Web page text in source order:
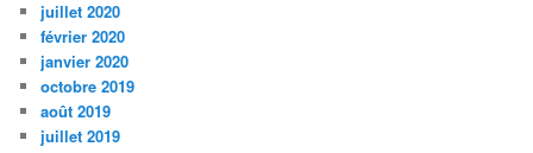
juillet 2020
février 2020
janvier 2020
octobre 2019
août 2019
juillet 2019